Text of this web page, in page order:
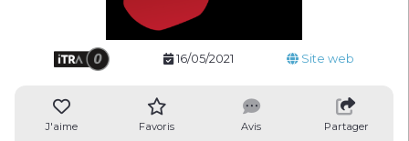
16/05/2021 Site web
J'aime Favoris Avis Partager